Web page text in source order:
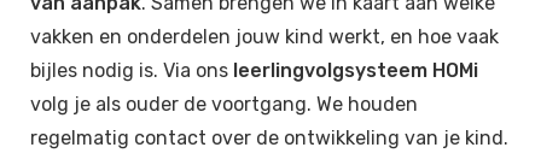
vakken en onderdelen jouw kind werkt, en hoe vaak
bijles nodig is. Via ons leerlingvolgsysteem HOMi
volg je als ouder de voortgang. We houden
regelmatig contact over de ontwikkeling van je kind.